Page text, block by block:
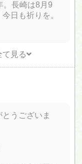
。長崎は8月9
日も祈りを。
て見る
うございま